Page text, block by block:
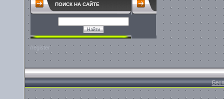
ПОИСК НА САЙТЕ
/register